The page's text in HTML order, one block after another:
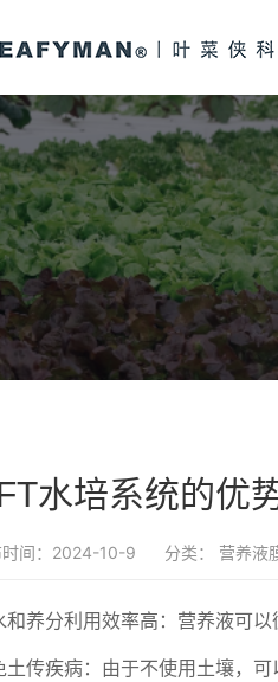
水培系统的优
时间：2024-10-9 分类： 营养液
和养分利用效率高：营养液可
土传疾病：由于不使用土壤，可